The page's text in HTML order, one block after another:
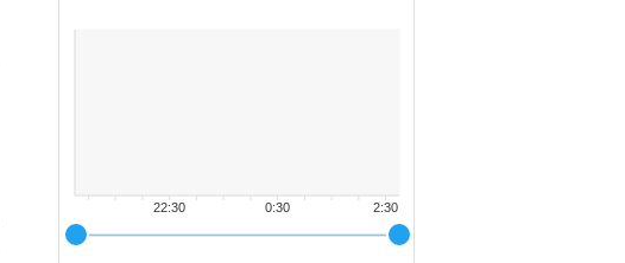
2:30
0:30
22:30